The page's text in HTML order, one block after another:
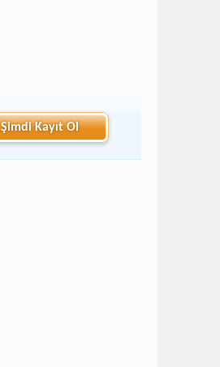
Şimdi Kayıt Ol